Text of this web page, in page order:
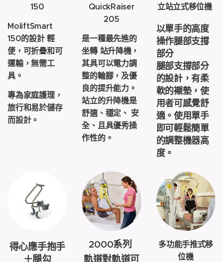
150
MoliftSmart
150的設計 輕
便，可折疊和可
運輸，無需工
具。
專為家庭護理，
旅行和易於儲存
而設計。
QuickRaiser
205
是一種最先進的
坐轉 站升降機，
其具可以電力調
整的輪腳，及優
良的提升能力。
站立的升降機是
舒適、穩定、 安
全、且具優秀操
作性的。
立站立式移位機
以單手的高度
操作腿部支撐
部分
腿部支撐部分
的設計，有柔
軟的襯墊，使
用者可感覺舒
適。使用單手
即可輕鬆簡單
的調整機器高
度。
得心應手抱手
＋腿勾
2000系列
軌道對軌道可
多功能手推式移
位機